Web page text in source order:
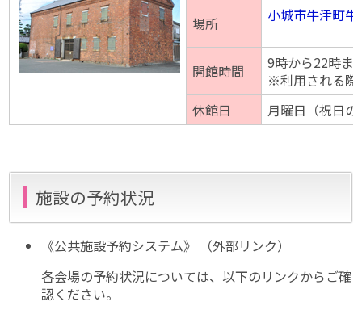
場所
小城市牛津町
開館時間
9時から22時ま
※利用される際
休館日
月曜日（祝日
施設の予約状況
《公共施設予約システム》 （外部リンク）
各会場の予約状況については、以下のリンクからご確
認ください。